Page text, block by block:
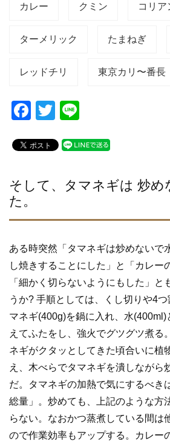
カレー クミン コリア
ターメリック たまねぎ
レッドチリ 東京カリ〜番長
F
c
b
o
k
T
tt
e
そして、タマネギは 炒め
た。
ある時突然「タマネギは炒めないで
し焼きすることにした」と「カレー
「細かく切らないようにもした」と
うか? 手順としては、くし切りや4
マネギ(400g)を鍋に入れ、水(400ml)
えてふたをし、強火でグツグツ煮る
ネギがクタッとしてきた頃合いに植
え、木べらでタマネギを潰しながら
だ。タマネギの加熱で気にするべき
総量」。炒めても、上記のような方
らない。なおかつ蒸煮している間は
ので作業効率もアップする。カレー